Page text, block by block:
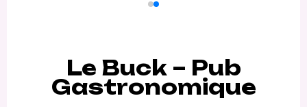
Le Buck – Pub
Gastronomique